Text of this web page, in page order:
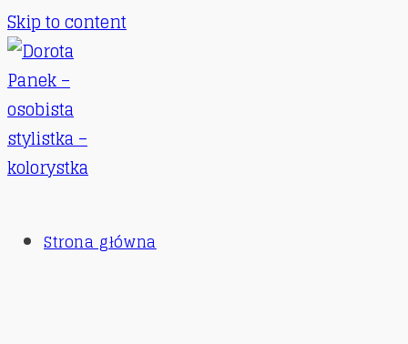
Skip to content
Strona główna